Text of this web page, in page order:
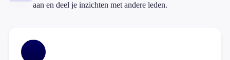
aan en deel je inzichten met andere leden.